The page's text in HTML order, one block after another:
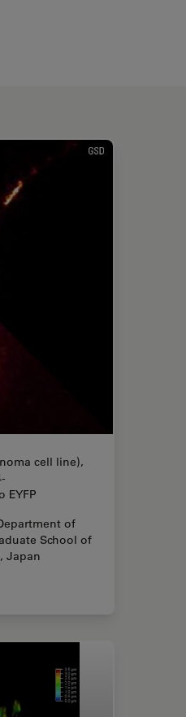
cell line),
EYFP
of
School of
Japan